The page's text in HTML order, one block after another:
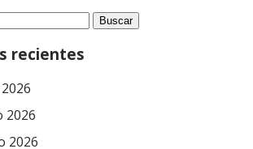
recientes
2026
2026